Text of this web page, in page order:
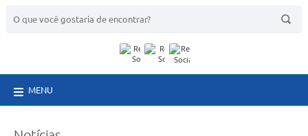
MENU